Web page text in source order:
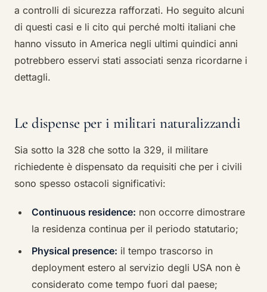
a controlli di sicurezza rafforzati. Ho seguito alcuni
di questi casi e li cito qui perché molti italiani che
hanno vissuto in America negli ultimi quindici anni
potrebbero esservi stati associati senza ricordarne i
dettagli.
Le dispense per i militari naturalizzandi
Sia sotto la 328 che sotto la 329, il militare
richiedente è dispensato da requisiti che per i civili
sono spesso ostacoli significativi:
Continuous residence: non occorre dimostrare
la residenza continua per il periodo statutario;
Physical presence: il tempo trascorso in
deployment estero al servizio degli USA non è
considerato come tempo fuori dal paese;